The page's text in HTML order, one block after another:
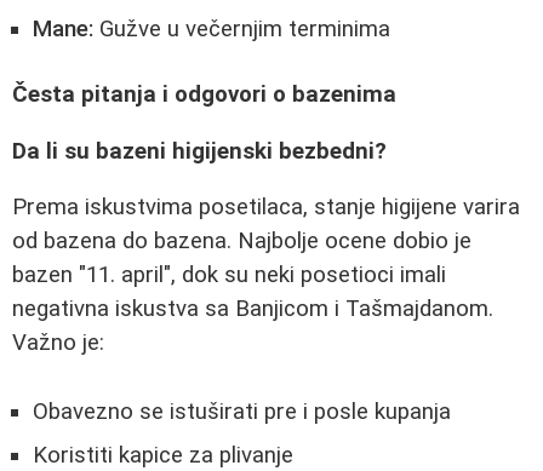
Mane: Gužve u večernjim terminima
Česta pitanja i odgovori o bazenima
Da li su bazeni higijenski bezbedni?
Prema iskustvima posetilaca, stanje higijene varira
od bazena do bazena. Najbolje ocene dobio je
bazen "11. april", dok su neki posetioci imali
negativna iskustva sa Banjicom i Tašmajdanom.
Važno je:
Obavezno se istuširati pre i posle kupanja
Koristiti kapice za plivanje